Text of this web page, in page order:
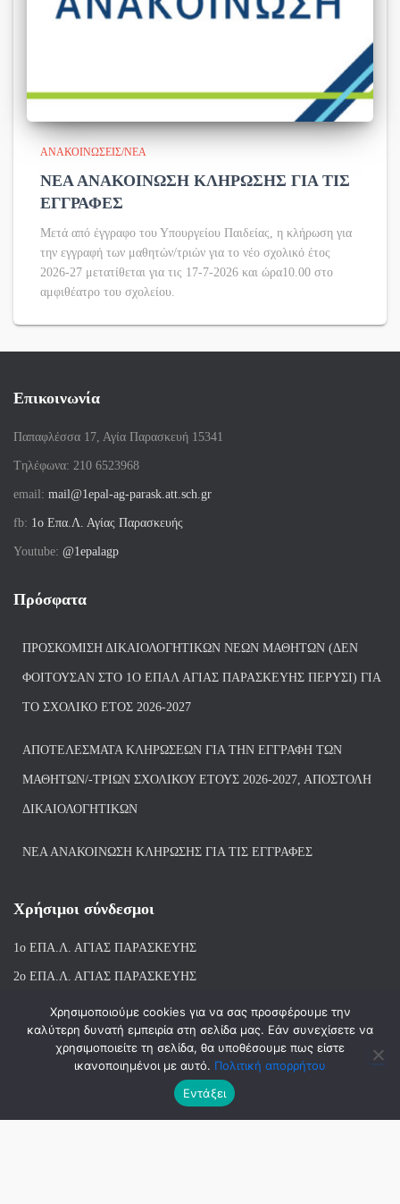
ΑΝΑΚΟΙΝΏΣΕΙΣ/ΝΈΑ
ΝΕΑ ΑΝΑΚΟΙΝΩΣΗ ΚΛΗΡΩΣΗΣ ΓΙΑ ΤΙΣ
ΕΓΓΡΑΦΕΣ
Μετά από έγγραφο του Υπουργείου Παιδείας, η κλήρωση για
την εγγραφή των μαθητών/τριών για το νέο σχολικό έτος
2026-27 μετατίθεται για τις 17-7-2026 και ώρα10.00 στο
αμφιθέατρο του σχολείου.
Επικοινωνία
Παπαφλέσσα 17, Αγία Παρασκευή 15341
Tηλέφωνα: 210 6523968
email: mail@1epal-ag-parask.att.sch.gr
fb: 1ο Επα.Λ. Αγίας Παρασκευής
Youtube: @1epalagp
Πρόσφατα
ΠΡΟΣΚΌΜΙΣΗ ΔΙΚΑΙΟΛΟΓΗΤΙΚΏΝ ΝΈΩΝ ΜΑΘΗΤΏΝ (ΔΕΝ
ΦΟΙΤΟΎΣΑΝ ΣΤΟ 1Ο ΕΠΑΛ ΑΓΙΑΣ ΠΑΡΑΣΚΕΥΗΣ ΠΈΡΥΣΙ) ΓΙΑ
ΤΟ ΣΧΟΛΙΚΌ ΈΤΟΣ 2026-2027
ΑΠΟΤΕΛΈΣΜΑΤΑ ΚΛΗΡΏΣΕΩΝ ΓΙΑ ΤΗΝ ΕΓΓΡΑΦΉ ΤΩΝ
ΜΑΘΗΤΏΝ/-ΤΡΙΏΝ ΣΧΟΛΙΚΟΎ ΈΤΟΥΣ 2026-2027, ΑΠΟΣΤΟΛΉ
ΔΙΚΑΙΟΛΟΓΗΤΙΚΏΝ
ΝΕΑ ΑΝΑΚΟΙΝΩΣΗ ΚΛΗΡΩΣΗΣ ΓΙΑ ΤΙΣ ΕΓΓΡΑΦΕΣ
Χρήσιμοι σύνδεσμοι
1ο ΕΠΑ.Λ. ΑΓΙΑΣ ΠΑΡΑΣΚΕΥΗΣ
2ο ΕΠΑ.Λ. ΑΓΙΑΣ ΠΑΡΑΣΚΕΥΗΣ
1ο Ε.Κ. ΑΓΙΑΣ ΠΑΡΑΣΚΕΥΗΣ
ΒΙΒΛΙΟΘΗΚΗ 1ου & 2ου ΕΠΑΛ ΑΓΙΑΣ ΠΑΡΑΣΚΕΥΗΣ
Hestia | Αναπτύχθηκε απόThemeIsle
Χρησιμοποιούμε cookies για να σας προσφέρουμε την
καλύτερη δυνατή εμπειρία στη σελίδα μας. Εάν συνεχίσετε να
χρησιμοποιείτε τη σελίδα, θα υποθέσουμε πως είστε
ικανοποιημένοι με αυτό. Πολιτική απορρήτου
Εντάξει